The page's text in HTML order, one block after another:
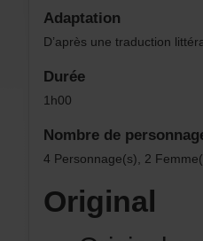
Adaptation
Durée
1h00
Original